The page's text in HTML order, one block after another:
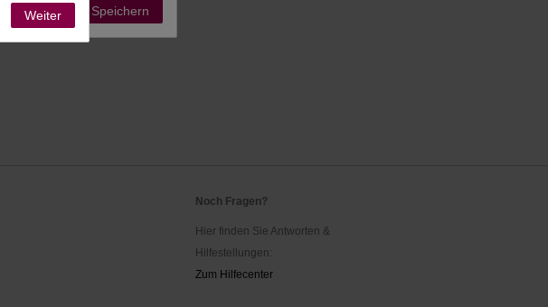
Weiter
Noch Fragen?
Hier finden Sie Antworten &
Hilfestellungen:
Zum Hilfecenter
Speichern